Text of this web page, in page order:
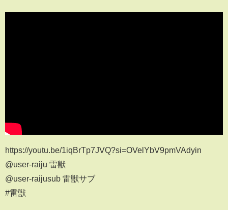
https://youtu.be/1iqBrTp7JVQ?si=OVelYbV9pmVAdyin
@user-raiju 雷獣
@user-raijusub 雷獣サブ
#雷獣